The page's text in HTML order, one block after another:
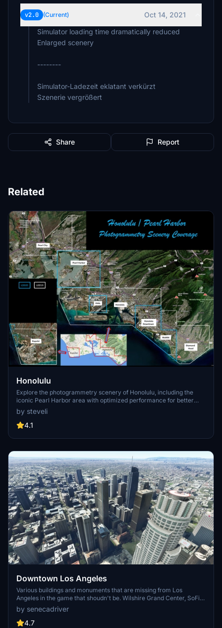
v2.0 (Current)
Oct 14, 2021
Simulator loading time dramatically reduced
Enlarged scenery
--------
Simulator-Ladezeit eklatant verkürzt
Szenerie vergrößert
Share Report
Related
Honolulu
Explore the photogrammetry scenery of Honolulu, including the
iconic Pearl Harbor area with optimized performance for better
FPS. Discover Waikiki, Honolulu downtown, and more with this
detailed addon. Enhance your experience by adding free mods for
carriers, battleships, and military airplanes in Pearl Harbor and
enjoy this mod.
by steveli
4.1
Downtown Los Angeles
Various buildings and monuments that are missing from Los
Angeles in the game that shoudn't be. Wilshire Grand Center, SoFi
Stadium, 801 S Grand, 825 S Hill, 888 S Hope, 1000 Grand, Apex the
One, Atelier, Aven Apartments, Metropolis Towers, Level Los
Angeles
by senecadriver
4.7